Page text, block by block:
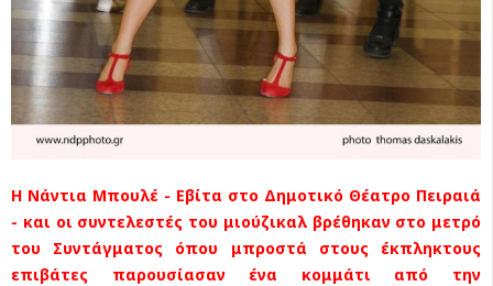
Η Νάντια Μπουλέ - Εβίτα στο Δημοτικό Θέατρο Πειραιά
- και οι συντελεστές του μιούζικαλ βρέθηκαν στο μετρό
του Συντάγματος όπου μπροστά στους έκπληκτους
επιβάτες παρουσίασαν ένα κομμάτι από την